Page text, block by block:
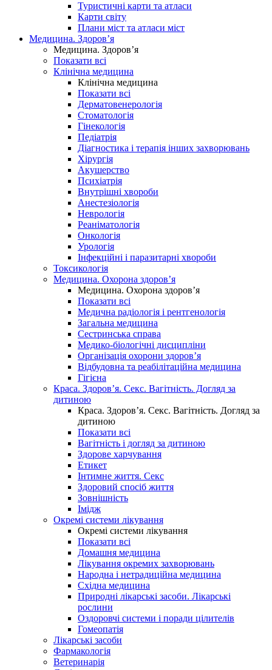
Туристичні карти та атласи
Карти світу
Плани міст та атласи міст
Медицина. Здоров’я
Медицина. Здоров’я
Показати всі
Клінічна медицина
Клінічна медицина
Показати всі
Дерматовенерологія
Стоматологія
Гінекологія
Педіатрія
Діагностика і терапія інших захворювань
Хірургія
Акушерство
Психіатрія
Внутрішні хвороби
Анестезіологія
Неврологія
Реаніматологія
Онкологія
Урологія
Інфекційні і паразитарні хвороби
Токсикологія
Медицина. Охорона здоров’я
Медицина. Охорона здоров’я
Показати всі
Медична радіологія і рентгенологія
Загальна медицина
Сестринська справа
Медико-біологічні дисципліни
Організація охорони здоров’я
Відбудовна та реабілітаційна медицина
Гігієна
Краса. Здоров’я. Секс. Вагітність. Догляд за
дитиною
Краса. Здоров’я. Секс. Вагітність. Догляд за
дитиною
Показати всі
Вагітність і догляд за дитиною
Здорове харчування
Етикет
Інтимне життя. Секс
Здоровий спосіб життя
Зовнішність
Імідж
Окремі системи лікування
Окремі системи лікування
Показати всі
Домашня медицина
Лікування окремих захворювань
Народна і нетрадиційна медицина
Східна медицина
Природні лікарські засоби. Лікарські
рослини
Оздоровчі системи і поради цілителів
Гомеопатія
Лікарські засоби
Фармакологія
Ветеринарія